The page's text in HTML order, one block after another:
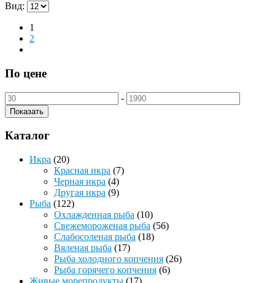
Вид:
1
2
По цене
-
Показать
Каталог
Икра (20)
Красная икра (7)
Черная икра (4)
Другая икра (9)
Рыба (122)
Охлажденная рыба (10)
Свежемороженая рыба (56)
Слабосоленая рыба (18)
Вяленая рыба (17)
Рыба холодного копчения (26)
Рыба горячего копчения (6)
Живые морепродукты (17)